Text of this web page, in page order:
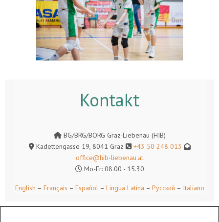
Kontakt
BG/BRG/BORG Graz-Liebenau (HIB)
Kadettengasse 19, 8041 Graz
+43 50 248 013
office@hib-liebenau.at
Mo-Fr: 08.00 - 15.30
English – Français – Español– Lingua Latina – Русский – Italiano